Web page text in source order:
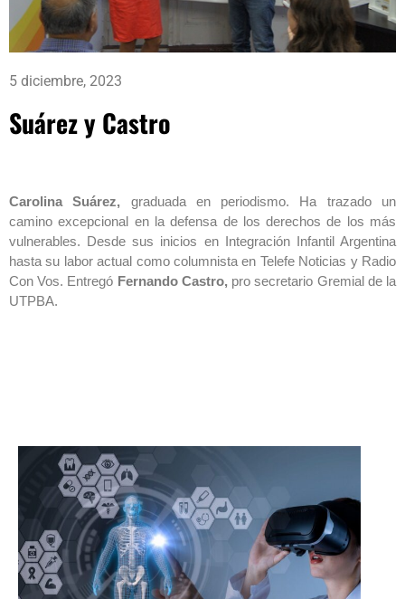
5 diciembre, 2023
Suárez y Castro
Carolina Suárez, graduada en periodismo. Ha trazado un
camino excepcional en la defensa de los derechos de los más
vulnerables. Desde sus inicios en Integración Infantil Argentina
hasta su labor actual como columnista en Telefe Noticias y Radio
Con Vos. Entregó Fernando Castro, pro secretario Gremial de la
UTPBA.